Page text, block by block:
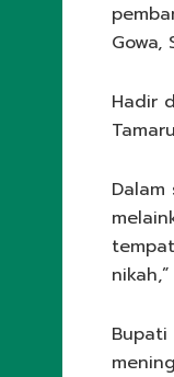
Gowa,
Hadir